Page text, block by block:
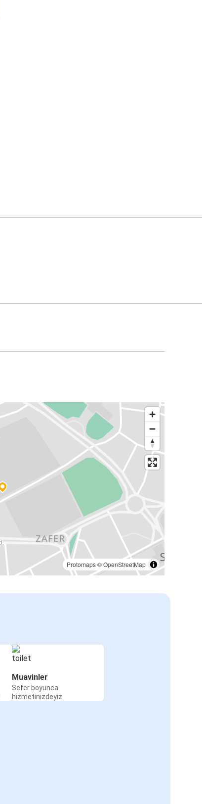
Protomaps©OpenStreetMap
Muavinler
Sefer boyunca
hizmetinizdeyiz